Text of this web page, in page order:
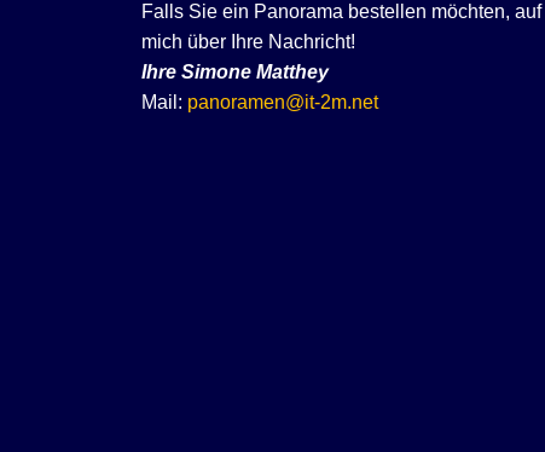
Falls Sie ein Panorama bestellen möchten,
mich über Ihre Nachricht!
Ihre Simone Matthey
Mail: panoramen@it-2m.net